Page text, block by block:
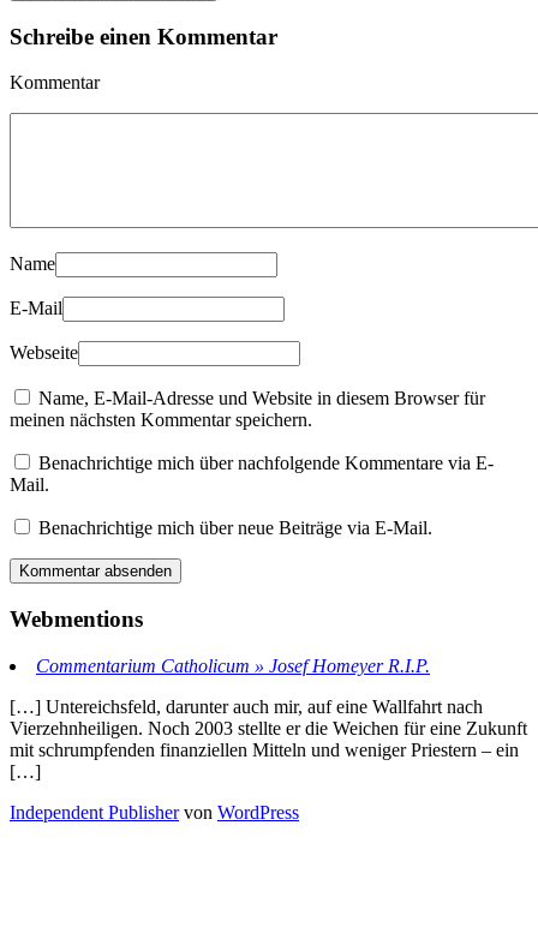
Schreibe einen Kommentar
Kommentar
Name
E-Mail
Webseite
Name, E-Mail-Adresse und Website in diesem Browser für
meinen nächsten Kommentar speichern.
Benachrichtige mich über nachfolgende Kommentare via E-
Mail.
Benachrichtige mich über neue Beiträge via E-Mail.
Webmentions
Commentarium Catholicum » Josef Homeyer R.I.P.
[…] Untereichsfeld, darunter auch mir, auf eine Wallfahrt nach
Vierzehnheiligen. Noch 2003 stellte er die Weichen für eine Zukunft
mit schrumpfenden finanziellen Mitteln und weniger Priestern – ein
[…]
Independent Publishervon WordPress